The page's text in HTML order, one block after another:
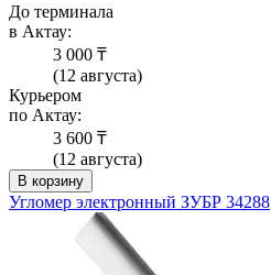
До терминала
в Актау:
3 000 ₸
(12 августа)
Курьером
по Актау:
3 600 ₸
(12 августа)
В корзину
Угломер электронный ЗУБР 34288